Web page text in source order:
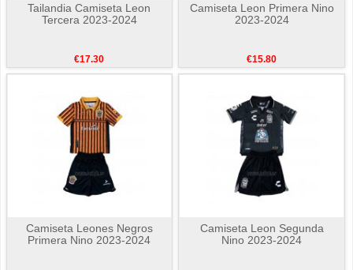
Tailandia Camiseta Leon
Tercera 2023-2024
€17.30
Camiseta Leon Primera Nino
2023-2024
€15.80
Camiseta Leones Negros
Primera Nino 2023-2024
Camiseta Leon Segunda
Nino 2023-2024